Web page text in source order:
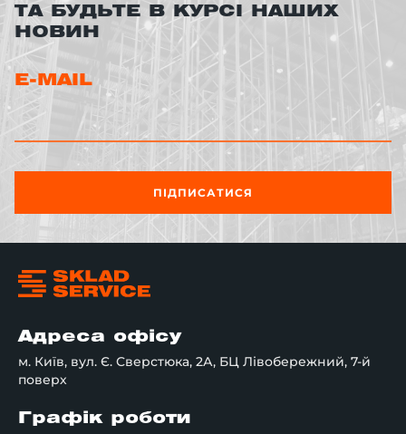
ТА БУДЬТЕ В КУРСІ НАШИХ
НОВИН
E-MAIL
ПІДПИСАТИСЯ
Адреса офісу
м. Київ, вул. Є. Сверстюка, 2А, БЦ Лівобережний, 7-й
поверх
Графік роботи